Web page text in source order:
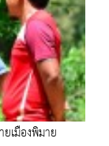
เมืองพิมาย